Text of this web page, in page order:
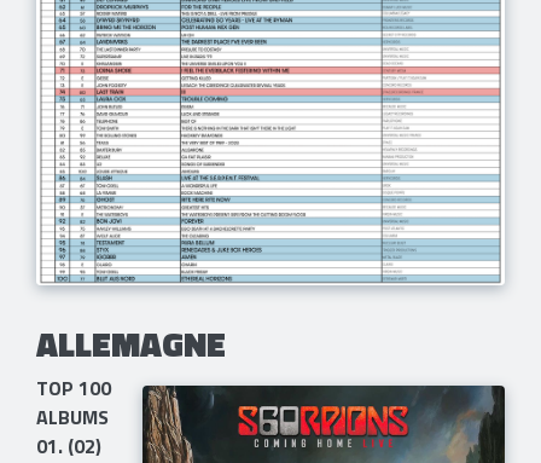
ALLEMAGNE
TOP 100
ALBUMS
​01. (02)